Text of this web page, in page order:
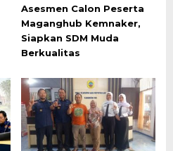
Asesmen Calon Peserta
Maganghub Kemnaker,
Siapkan SDM Muda
Berkualitas